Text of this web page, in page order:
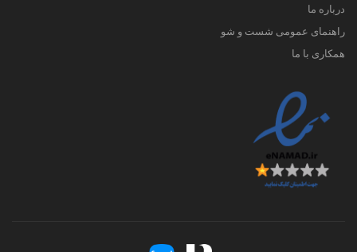
درباره ما
راهنمای عمومی شست و شو
همکاری با ما